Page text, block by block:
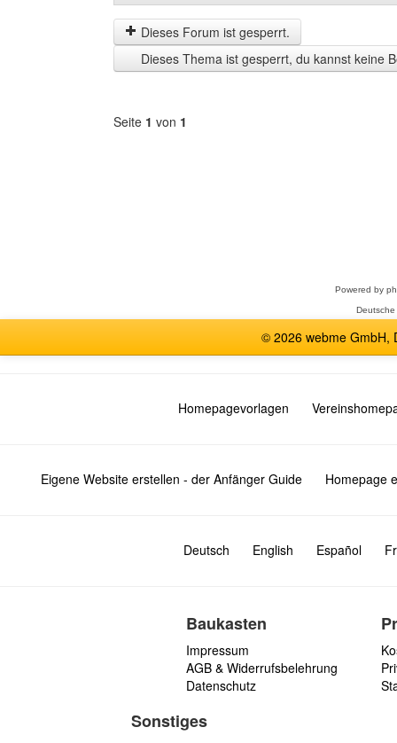
der
letzten
Zeit
anzeigen
by
Dieses Forum ist gesperrt.
Dieses Thema ist gesperrt, du kannst keine
Seite 1 von 1
Powered by
© 2026 webme GmbH,
Homepagevorlagen
Eigene Website erstellen - der Anfänger Guide Homepage
Deutsch English Español
Baukasten
Impressum
AGB & Widerrufsbelehrung
Datenschutz
Sonstiges